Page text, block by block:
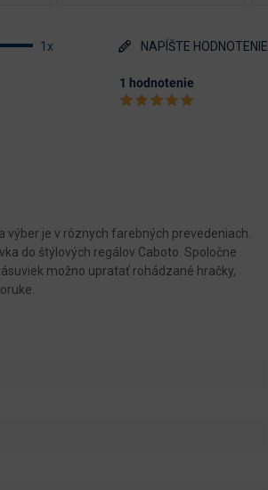
1x
NAPÍŠTE HODNOTENIE
1 hodnotenie
výber je v rôznych farebných prevedeniach.
do štýlových regálov Caboto. Spoločne
možno upratať rohádzané hračky,